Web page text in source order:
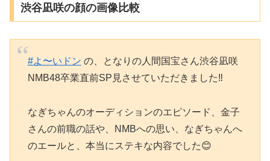
渋谷凪咲の顔の画像比較
#よ〜いドン の、となりの人間国宝さん渋谷凪咲
NMB48卒業直前SP見させていただきました‼️
なぎちゃんのオーディションのエピソード、金子
さんの前職の話や、NMBへの思い、なぎちゃんへ
のエールと、本当にステキな内容でした😊